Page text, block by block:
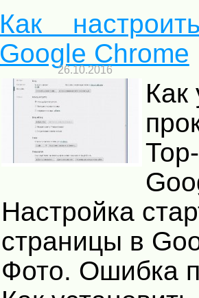
Как
Google Chrome
26.10.2016
Как
Настройка
страницы в
Фото. Ошибка